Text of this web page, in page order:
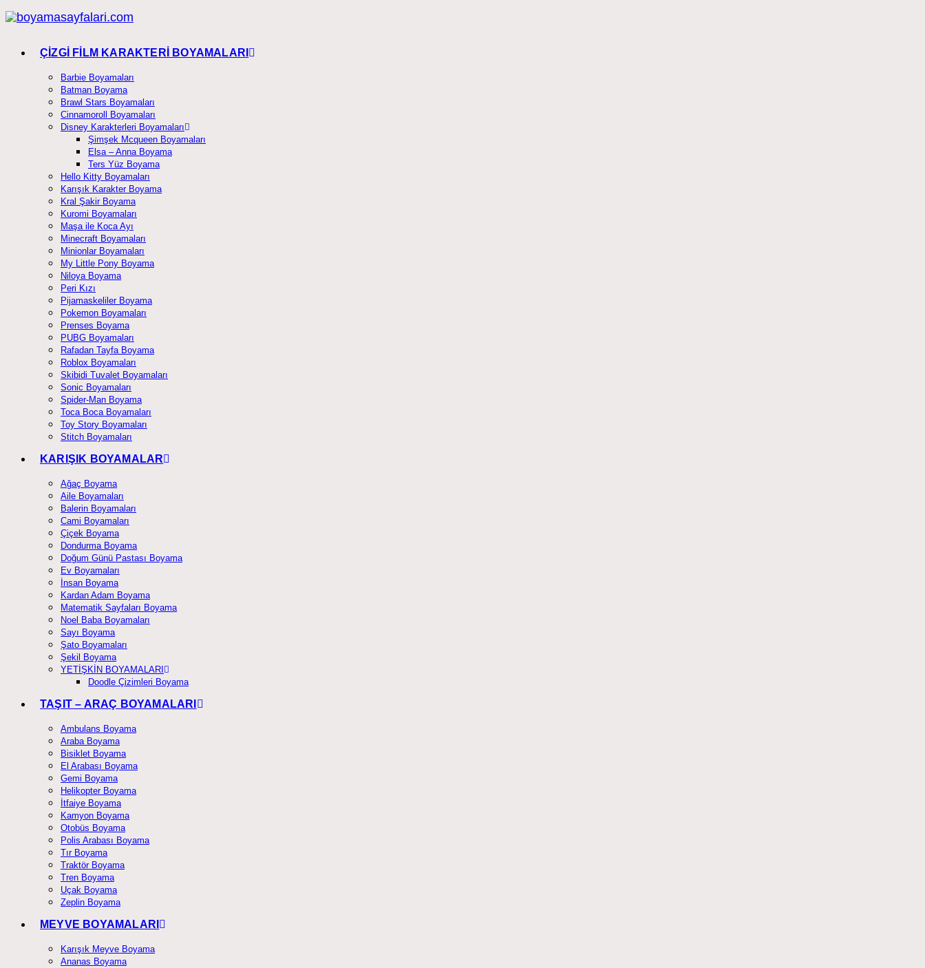
Skip
to
ÇİZGİ FİLM KARAKTERİ BOYAMALARI
Barbie Boyamaları
Batman Boyama
Brawl Stars Boyamaları
Cinnamoroll Boyamaları
Disney Karakterleri Boyamaları
Şimşek Mcqueen Boyamaları
Elsa – Anna Boyama
Ters Yüz Boyama
Hello Kitty Boyamaları
Karışık Karakter Boyama
Kral Şakir Boyama
Kuromi Boyamaları
Maşa ile Koca Ayı
Minecraft Boyamaları
Minionlar Boyamaları
My Little Pony Boyama
Niloya Boyama
Peri Kızı
Pijamaskeliler Boyama
Pokemon Boyamaları
Prenses Boyama
PUBG Boyamaları
Rafadan Tayfa Boyama
Roblox Boyamaları
Skibidi Tuvalet Boyamaları
Sonic Boyamaları
Spider-Man Boyama
Toca Boca Boyamaları
Toy Story Boyamaları
Stitch Boyamaları
KARIŞIK BOYAMALAR
Ağaç Boyama
Aile Boyamaları
Balerin Boyamaları
Cami Boyamaları
Çiçek Boyama
Dondurma Boyama
Doğum Günü Pastası Boyama
Ev Boyamaları
İnsan Boyama
Kardan Adam Boyama
Matematik Sayfaları Boyama
Noel Baba Boyamaları
Sayı Boyama
Şato Boyamaları
Şekil Boyama
YETİŞKİN BOYAMALARI
Doodle Çizimleri Boyama
TAŞIT – ARAÇ BOYAMALARI
Ambulans Boyama
Araba Boyama
Bisiklet Boyama
El Arabası Boyama
Gemi Boyama
Helikopter Boyama
İtfaiye Boyama
Kamyon Boyama
Otobüs Boyama
Polis Arabası Boyama
Tır Boyama
Traktör Boyama
Tren Boyama
Uçak Boyama
Zeplin Boyama
MEYVE BOYAMALARI
Karışık Meyve Boyama
Ananas Boyama